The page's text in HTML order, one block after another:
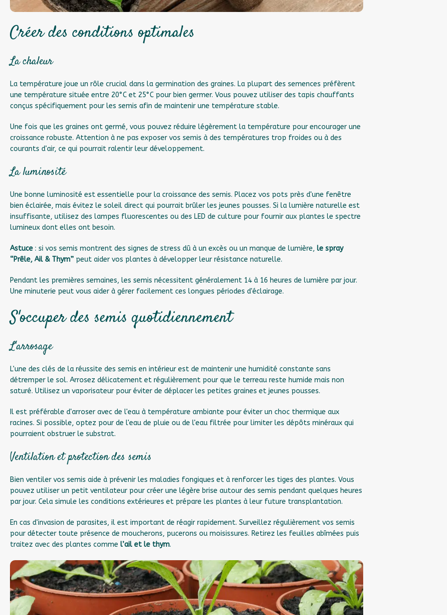
Créer des conditions optimales
La chaleur
La température joue un rôle crucial dans la germination des graines. La plupart des semences préfèrent
une température située entre 20°C et 25°C pour bien germer. Vous pouvez utiliser des tapis chauffants
conçus spécifiquement pour les semis afin de maintenir une température stable.
Une fois que les graines ont germé, vous pouvez réduire légèrement la température pour encourager une
croissance robuste. Attention à ne pas exposer vos semis à des températures trop froides ou à des
courants d'air, ce qui pourrait ralentir leur développement.
La luminosité
Une bonne luminosité est essentielle pour la croissance des semis. Placez vos pots près d'une fenêtre
bien éclairée, mais évitez le soleil direct qui pourrait brûler les jeunes pousses. Si la lumière naturelle est
insuffisante, utilisez des lampes fluorescentes ou des LED de culture pour fournir aux plantes le spectre
lumineux dont elles ont besoin.
Astuce : si vos semis montrent des signes de stress dû à un excès ou un manque de lumière, le spray
“Prêle, Ail & Thym” peut aider vos plantes à développer leur résistance naturelle.
Pendant les premières semaines, les semis nécessitent généralement 14 à 16 heures de lumière par jour.
Une minuterie peut vous aider à gérer facilement ces longues périodes d'éclairage.
S'occuper des semis quotidiennement
L'arrosage
L'une des clés de la réussite des semis en intérieur est de maintenir une humidité constante sans
détremper le sol. Arrosez délicatement et régulièrement pour que le terreau reste humide mais non
saturé. Utilisez un vaporisateur pour éviter de déplacer les petites graines et jeunes pousses.
Il est préférable d'arroser avec de l'eau à température ambiante pour éviter un choc thermique aux
racines. Si possible, optez pour de l'eau de pluie ou de l'eau filtrée pour limiter les dépôts minéraux qui
pourraient obstruer le substrat.
Ventilation et protection des semis
Bien ventiler vos semis aide à prévenir les maladies fongiques et à renforcer les tiges des plantes. Vous
pouvez utiliser un petit ventilateur pour créer une légère brise autour des semis pendant quelques heures
par jour. Cela simule les conditions extérieures et prépare les plantes à leur future transplantation.
En cas d'invasion de parasites, il est important de réagir rapidement. Surveillez régulièrement vos semis
pour détecter toute présence de moucherons, pucerons ou moisissures. Retirez les feuilles abîmées puis
traitez avec des plantes comme l’ail et le thym.